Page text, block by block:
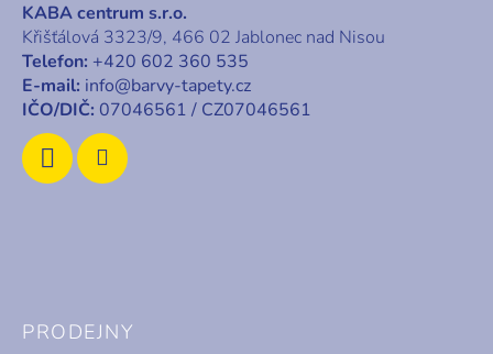
KABA centrum s.r.o.
Křišťálová 3323/9, 466 02 Jablonec nad Nisou
Telefon: +420 602 360 535
E-mail: info@barvy-tapety.cz
IČO/DIČ: 07046561 / CZ07046561
PRODEJNY